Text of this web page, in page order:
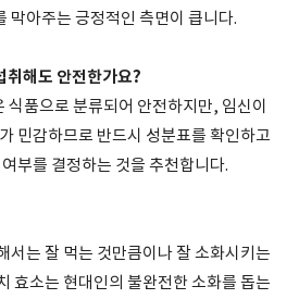
막아주는 긍정적인 측면이 큽니다.
취해도 안전한가요?
식품으로 분류되어 안전하지만, 임신이
민감하므로 반드시 성분표를 확인하고
부를 결정하는 것을 추천합니다.
서는 잘 먹는 것만큼이나 잘 소화시키는
효소는 현대인의 불완전한 소화를 돕는